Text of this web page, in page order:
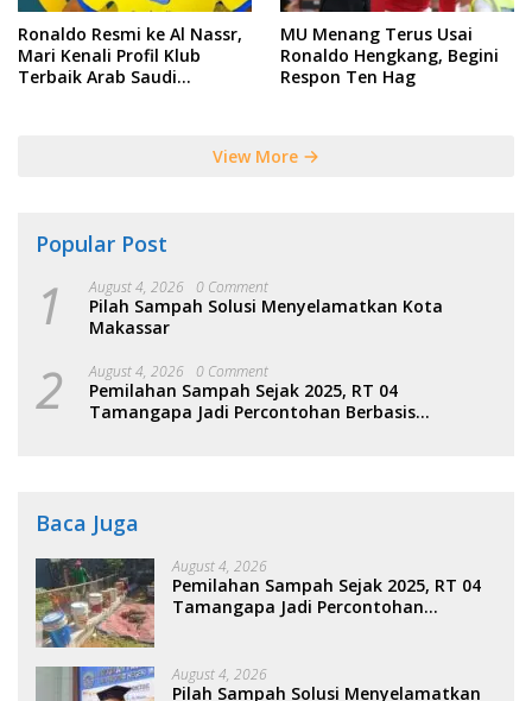
Ronaldo Resmi ke Al Nassr,
Mari Kenali Profil Klub
Terbaik Arab Saudi
MU Menang Terus Usai
Ronaldo Hengkang, Begini
Respon Ten Hag
View More
Popular Post
1 August 4, 2026 0 Comment
Pilah Sampah Solusi Menyelamatkan Kota
Makassar
2 August 4, 2026 0 Comment
Pemilahan Sampah Sejak 2025, RT 04
Tamangapa Jadi Percontohan Berbasis
Baca Juga
August 4, 2026
Pemilahan Sampah Sejak 2025, RT 04
Tamangapa Jadi Percontohan
August 4, 2026
Pilah Sampah Solusi Menyelamatkan